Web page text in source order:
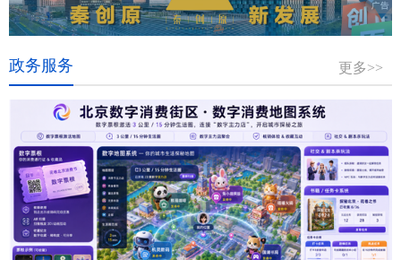
政务服务 更多>>